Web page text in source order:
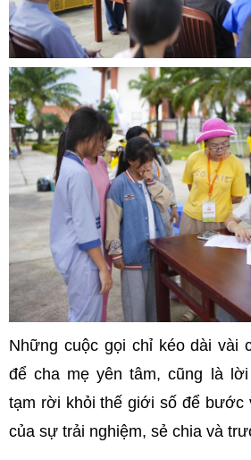
Những cuộc gọi chỉ kéo dài vài
để cha mẹ yên tâm, cũng là
tạm rời khỏi thế giới số để bước
của sự trải nghiệm, sẻ chia và